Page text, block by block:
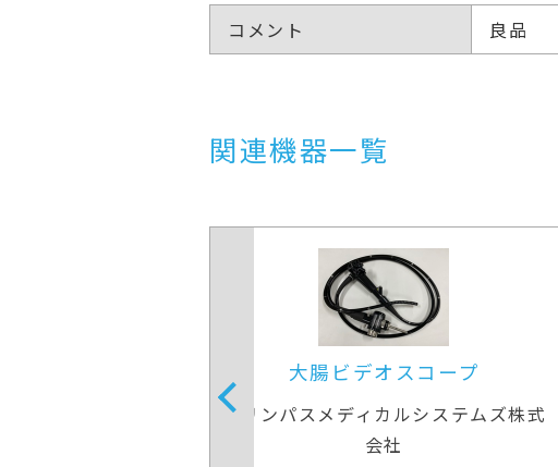
コメント 良品
関連機器一覧
メディカルシステムズ株式
下部消化管用拡大スコープ
富士フイルムメディカル
EC-L600ZP7